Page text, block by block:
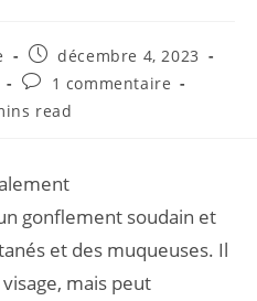
décembre 4, 2023
1 commentaire
read
gonflement soudain et
et des muqueuses. Il
mais peut